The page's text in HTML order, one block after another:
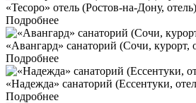
«Тесоро» отель (Ростов-на-Дону, отель)
Подробнее
«Авангард» санаторий (Сочи, курорт,
Подробнее
«Надежда» санаторий (Ессентуки,
Подробнее